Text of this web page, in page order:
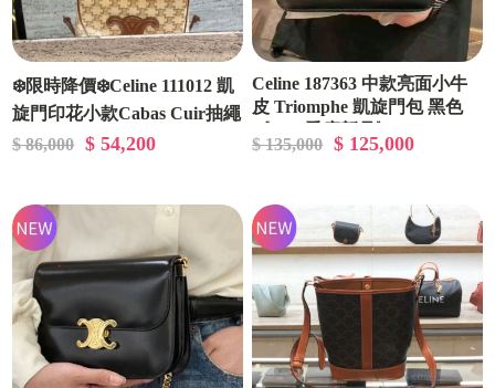
❄️限時降價❄️Celine 111012 凱
旋門印花小款Cabas Cuir抽繩
包 《當季專櫃正售★全新商
$ 86,000 $ 54,200
Celine 187363 中款亮面小牛
皮 Triomphe 凱旋門包 黑色
$ 135,000 $ 125,000